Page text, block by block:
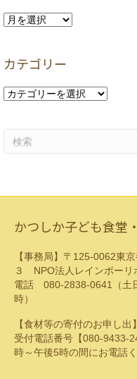
ア
イ
カテゴリー
カ
かつしか子ども食堂
【事務局】〒125-0062東
３ NPO法人レインボーリ
電話 080-2838-0641（土
時）
【食材等の寄付のお申し出】
受付電話番号【080-9433-
時～午後5時の間にお電話く